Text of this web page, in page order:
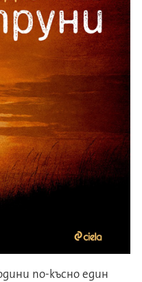
по-късно един